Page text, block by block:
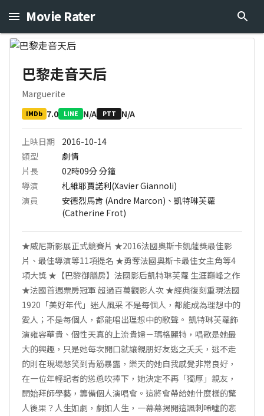
Movie Rater
巴黎走音天后
Marguerite
IMDb 7.0 LINE N/A PTT N/A
上映日期
2016-10-14
類型
劇情
片長
02時09分分鐘
導演
札維耶賈諾利(Xavier Giannoli)
演員
安德烈馬肯 (Andre Marcon)、凱特琳芙蘿
(Catherine Frot)
★威尼斯影展正式競賽片 ★2016法國奧斯卡凱薩獎最佳影
片、最佳導演等11項提名 ★勇奪法國奧斯卡最佳女主角等4
項大獎 ★【巴黎御膳房】法國影后凱特琳芙蘿 生涯巔峰之作
★法國首週票房冠軍 超過百萬觀影人次 ★經典復刻重現法國
1920「美好年代」迷人風采 不是每個人，都能成為理想中的
愛人；不是每個人，都能唱出理想中的歌聲。 凱特琳芙蘿飾
演雍容華貴、個性天真的上流貴婦－瑪格麗特，唱歌是她最
大的興趣，只是她每次開口就讓親朋好友逃之夭夭，逃不走
的則在現場憋笑到青筋暴露，樂天的她自我感覺非常良好，
在一位年輕記者的慫恿吹捧下，她決定不再「獨厚」親友，
開始拜師學藝，籌備個人演唱會。這將會帶給她什麼樣的驚
人後果？人生如劇，劇如人生，一幕幕揭開這諷刺唏噓的悲